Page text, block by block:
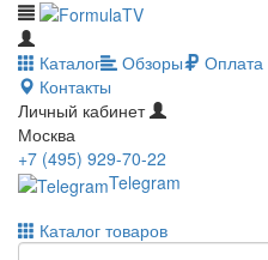
Каталог Обзоры Оплата
Контакты
Личный кабинет
Москва
+7 (495) 929-70-22
Telegram
Каталог товаров